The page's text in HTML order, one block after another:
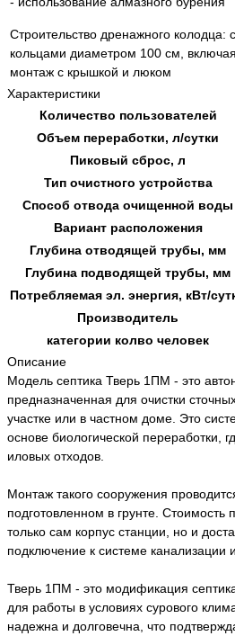
Строительство дренажного колодца:
кольцами диаметром 100 см, включая
монтаж с крышкой и люком
Характеристики
Количество пользователей
Объем переработки, л/сутки
Пиковый сброс, л
Тип очистного устройства
Способ отвода очищенной воды
Вариант расположения
Глубина отводящей трубы, мм
Глубина подводящей трубы, мм
Потребляемая эл. энергия, кВт/
Производитель
категории колво человек
Описание
Модель септика Тверь 1ПМ - это
предназначенная для очистки
участке или в частном доме. Это
основе биологической переработки,
иловых отходов.
Монтаж такого сооружения
подготовленном в грунте. Стоимость
только сам корпус станции, но и
подключение к системе канализации и
Тверь 1ПМ - это модификация
для работы в условиях сурового
надежна и долговечна, что